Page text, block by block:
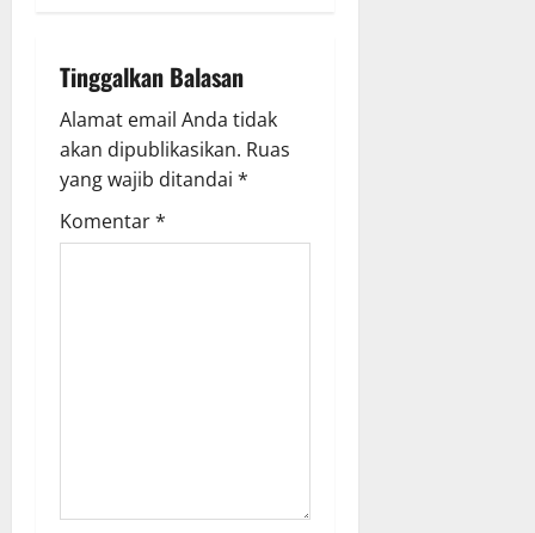
g
a
t
i
Tinggalkan Balasan
Alamat email Anda tidak
akan dipublikasikan. Ruas
yang wajib ditandai *
Komentar*